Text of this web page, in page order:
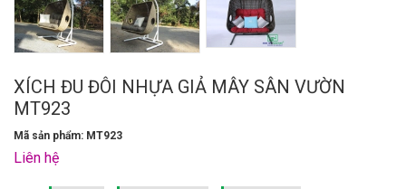
XÍCH ĐU ĐÔI NHỰA GIẢ MÂY SÂN VƯỜN
MT923
Mã sản phẩm: MT923
Liên hệ